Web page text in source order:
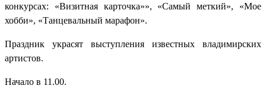
конкурсах: «Визитная карточка»», «Самый меткий», «Мое
хобби», «Танцевальный марафон».
Праздник украсят выступления известных владимирских
артистов.
Начало в 11.00.